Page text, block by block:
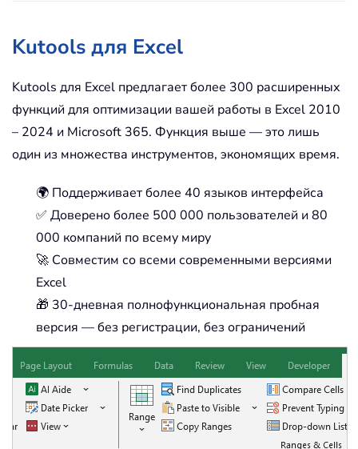
Kutools для Excel
Kutools для Excel предлагает более 300 расширенных
функций для оптимизации вашей работы в Excel 2010
– 2024 и Microsoft 365. Функция выше — это лишь
один из множества инструментов, экономящих время.
🌍 Поддерживает более 40 языков интерфейса
✅ Доверено более 500 000 пользователей и 80
000 компаний по всему миру
🚀 Совместим со всеми современными версиями
Excel
🎁 30-дневная полнофункциональная пробная
версия — без регистрации, без ограничений